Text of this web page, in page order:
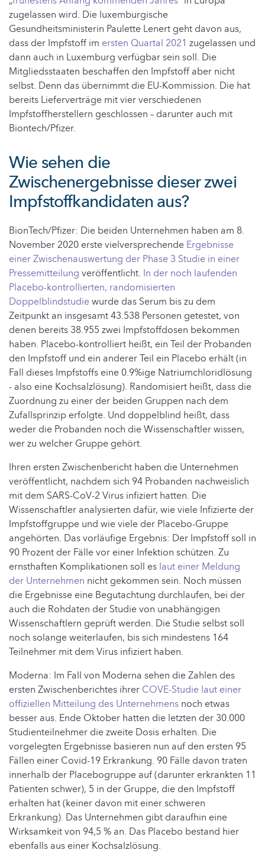
zugelassen wird. Die luxemburgische
Gesundheitsministerin Paulette Lenert geht davon aus,
dass der Impfstoff im ersten Quartal 2021 zugelassen und
dann auch in Luxemburg verfügbar sein soll. Die
Mitgliedsstaaten beschaffen den Impfstoff aber nicht
selbst. Denn das übernimmt die EU-Kommission. Die hat
bereits Lieferverträge mit vier verschiedenen
Impfstoffherstellern geschlossen – darunter auch mit
Biontech/Pfizer.
Wie sehen die
Zwischenergebnisse dieser zwei
Impfstoffkandidaten aus?
BionTech/Pfizer: Die beiden Unternehmen haben am 8.
November 2020 erste vielversprechende Ergebnisse
einer Zwischenauswertung der Phase 3 Studie in einer
Pressemitteilung veröffentlicht. In der noch laufenden
Placebo-kontrollierten, randomisierten
Doppelblindstudiewurde das Serum bis zu dem
Zeitpunkt an insgesamt 43.538 Personen getestet, von
denen bereits 38.955 zwei Impfstoffdosen bekommen
haben. Placebo-kontrolliert heißt, ein Teil der Probanden
den Impfstoff und ein anderer Teil ein Placebo erhält (in
Fall dieses Impfstoffs eine 0.9%ige Natriumchloridlösung
- also eine Kochsalzlösung). Randomisiert heißt, dass die
Zuordnung zu einer der beiden Gruppen nach dem
Zufallsprinzip erfolgte. Und doppelblind heißt, dass
weder die Probanden noch die Wissenschaftler wissen,
wer zu welcher Gruppe gehört.
Ihren ersten Zwischenbericht haben die Unternehmen
veröffentlicht, nachdem sich 94 Probanden nachweislich
mit dem SARS-CoV-2 Virus infiziert hatten. Die
Wissenschaftler analysierten dafür, wie viele Infizierte der
Impfstoffgruppe und wie viele der Placebo-Gruppe
angehörten. Das vorläufige Ergebnis: Der Impfstoff soll in
90 Prozent der Fälle vor einer Infektion schützen. Zu
ernsthaften Komplikationen soll es laut einer Meldung
der Unternehmen nicht gekommen sein. Noch müssen
die Ergebnisse eine Begutachtung durchlaufen, bei der
auch die Rohdaten der Studie von unabhängigen
Wissenschaftlern geprüft werden. Die Studie selbst soll
noch solange weiterlaufen, bis sich mindestens 164
Teilnehmer mit dem Virus infiziert haben.
Moderna: Im Fall von Moderna sehen die Zahlen des
ersten Zwischenberichtes ihrer COVE-Studie laut einer
offiziellen Mitteilung des Unternehmens noch etwas
besser aus. Ende Oktober hatten die letzten der 30.000
Studienteilnehmer die zweite Dosis erhalten. Die
vorgelegten Ergebnisse basieren nun auf den ersten 95
Fällen einer Covid-19 Erkrankung. 90 Fälle davon traten
innerhalb der Placebogruppe auf (darunter erkrankten 11
Patienten schwer), 5 in der Gruppe, die den Impfstoff
erhalten hat (keiner davon mit einer schweren
Erkrankung). Das Unternehmen gibt daraufhin eine
Wirksamkeit von 94,5 % an. Das Placebo bestand hier
ebenfalls aus einer Kochsalzlösung.